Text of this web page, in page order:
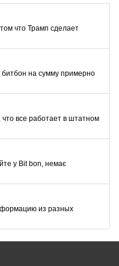
что Трамп сделает
на сумму примерно
что все работает в штатном
у Bit bon, немає
из разных